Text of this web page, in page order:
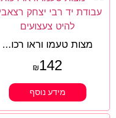
מצות טעמו וראו רכו...
₪142
מידע נוסף